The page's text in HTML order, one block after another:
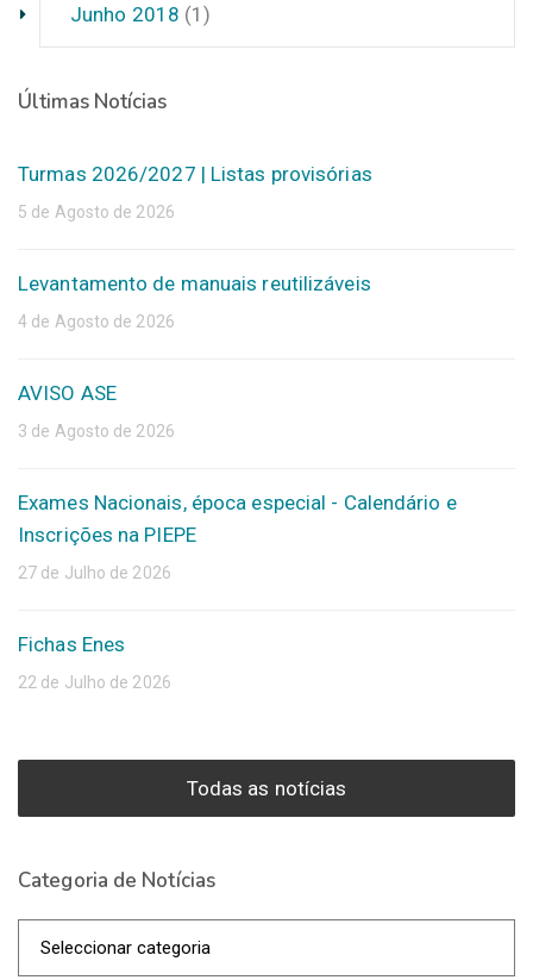
Junho 2018 (1)
Últimas Notícias
Turmas 2026/2027 | Listas provisórias
5 de Agosto de 2026
Levantamento de manuais reutilizáveis
4 de Agosto de 2026
AVISO ASE
3 de Agosto de 2026
Exames Nacionais, época especial - Calendário e
Inscrições na PIEPE
27 de Julho de 2026
Fichas Enes
22 de Julho de 2026
Todas as notícias
Categoria de Notícias